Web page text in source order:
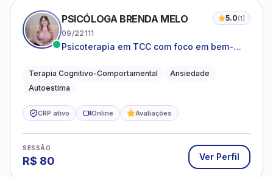
PSICÓLOGA BRENDA MELO 5.0(1)
09/22111
Psicoterapia em TCC com foco em bem-
o cotidiano
Terapia Cognitivo-Comportamental
Ansiedade
Autoestima
CRP ativo Online Avaliações
SESSÃO
R$ 80 Ver Perfil